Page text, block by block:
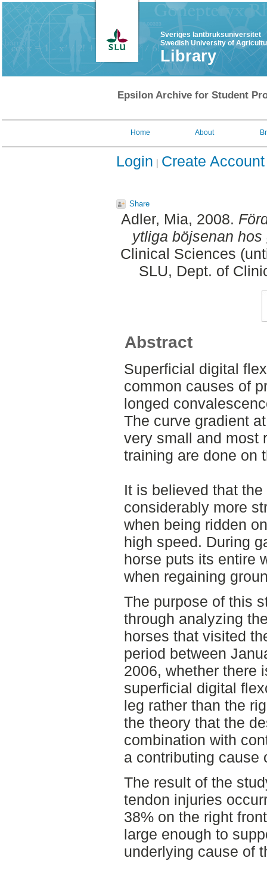
Sveriges lantbruksuniversitet
Swedish University of
Library
Epsilon Archive for Student
Home About
Login Create Account
Share
Adler, Mia, 2008.
ytliga böjsenan hos
Clinical Sciences
SLU, Dept. of
Abstract
Superficial digital
common causes of
longed
The curve gradient
very small and most
training are done on
It is believed that
considerably more
when being ridden
high speed. During
horse puts its entire
when regaining
The purpose of this
through analyzing
horses that visited
period between
2006, whether there
superficial digital
leg rather than the
the theory that the
combination with
a contributing cause
The result of the
tendon injuries
38% on the right
large enough to
underlying cause of